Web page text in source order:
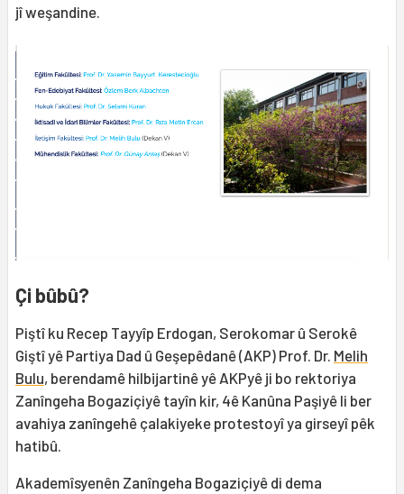
jî weşandine.
Çi bûbû?
Piştî ku Recep Tayyîp Erdogan, Serokomar û Serokê
Giştî yê Partiya Dad û Geşepêdanê (AKP) Prof. Dr. Melih
Bulu, berendamê hilbijartinê yê AKPyê ji bo rektoriya
Zanîngeha Bogaziçiyê tayîn kir, 4ê Kanûna Paşiyê li ber
avahiya zanîngehê çalakiyeke protestoyî ya girseyî pêk
hatibû.
Akademîsyenên Zanîngeha Bogaziçiyê di dema